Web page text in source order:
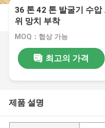
36 톤 42 톤 발굴기 수
위 망치 부착
MOQ：협상 가능
최고의 가격
제품 설명